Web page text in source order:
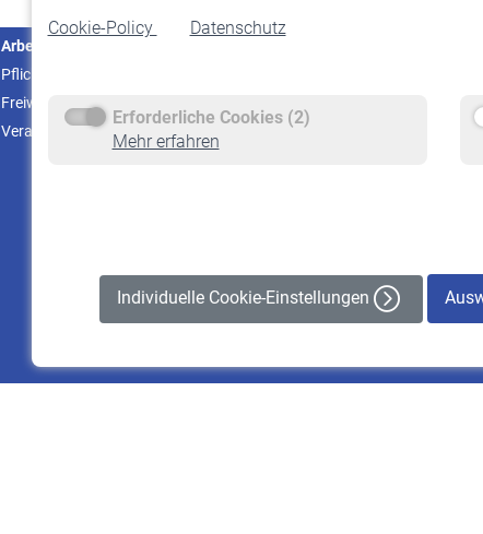
Cookie-Policy
Datenschutz
Erforderliche Cookies (2)
Mehr erfahren
Individuelle Cookie-Einstellungen
Arbeitgeber
Pflichtversicherung
Freiwillige Versicherung
Veranstaltungen
Staatliche Förderung